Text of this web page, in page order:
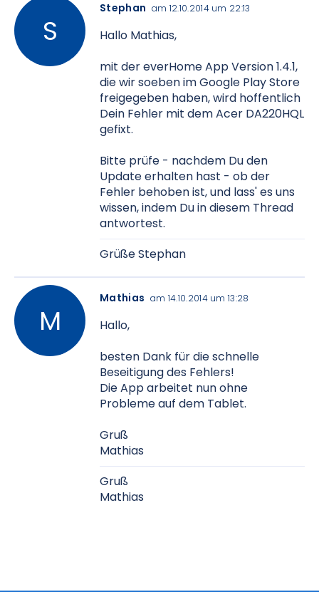
Stephan am 12.10.2014 um 22:13
Hallo Mathias,
mit der everHome App Version 1.4.1,
die wir soeben im Google Play Store
freigegeben haben, wird hoffentlich
Dein Fehler mit dem Acer DA220HQL
gefixt.
Bitte prüfe - nachdem Du den
Update erhalten hast - ob der
Fehler behoben ist, und lass' es uns
wissen, indem Du in diesem Thread
antwortest.
Grüße Stephan
Mathias am 14.10.2014 um 13:28
Hallo,
besten Dank für die schnelle
Beseitigung des Fehlers!
Die App arbeitet nun ohne
Probleme auf dem Tablet.
Gruß
Mathias
Gruß
Mathias